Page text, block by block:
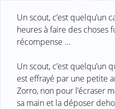
Un scout, c’est quelqu’un
heures à faire des choses
récompense ...
Un scout, c’est quelqu’un
est effrayé par une petite
Zorro, non pour l’écraser
sa main et la déposer